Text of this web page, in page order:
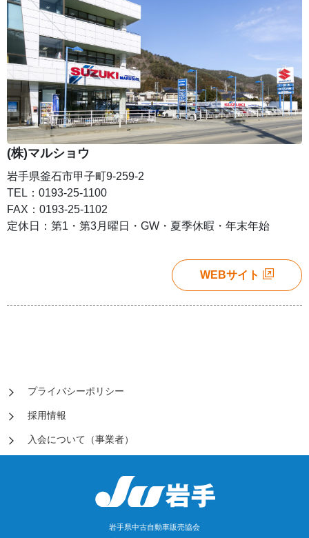
(株)マルショウ
岩手県釜石市甲子町9-259-2
TEL：0193-25-1100
FAX：0193-25-1102
定休日：第1・第3月曜日・GW・夏季休暇・年末年始
WEBサイト
プライバシーポリシー
採用情報
入会について（事業者）
岩手県中古自動車販売協会